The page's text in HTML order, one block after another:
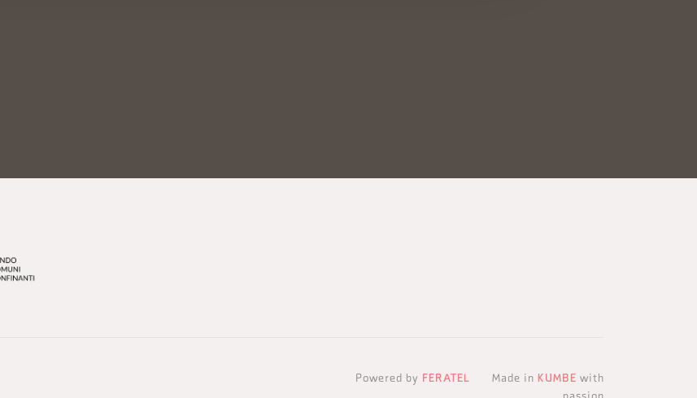
Powered by FERATEL Made in KUMBE with